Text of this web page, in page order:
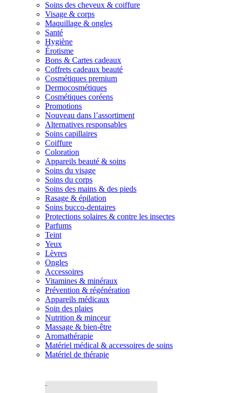
Soins des cheveux & coiffure
Visage & corps
Maquillage & ongles
Santé
Hygiène
Érotisme
Bons & Cartes cadeaux
Coffrets cadeaux beauté
Cosmétiques premium
Dermocosmétiques
Cosmétiques coréens
Promotions
Nouveau dans l’assortiment
Alternatives responsables
Soins capillaires
Coiffure
Coloration
Appareils beauté & soins
Soins du visage
Soins du corps
Soins des mains & des pieds
Rasage & épilation
Soins bucco-dentaires
Protections solaires & contre les insectes
Parfums
Teint
Yeux
Lèvres
Ongles
Accessoires
Vitamines & minéraux
Prévention & régénération
Appareils médicaux
Soin des plaies
Nutrition & minceur
Massage & bien-être
Aromathérapie
Matériel médical & accessoires de soins
Matériel de thérapie